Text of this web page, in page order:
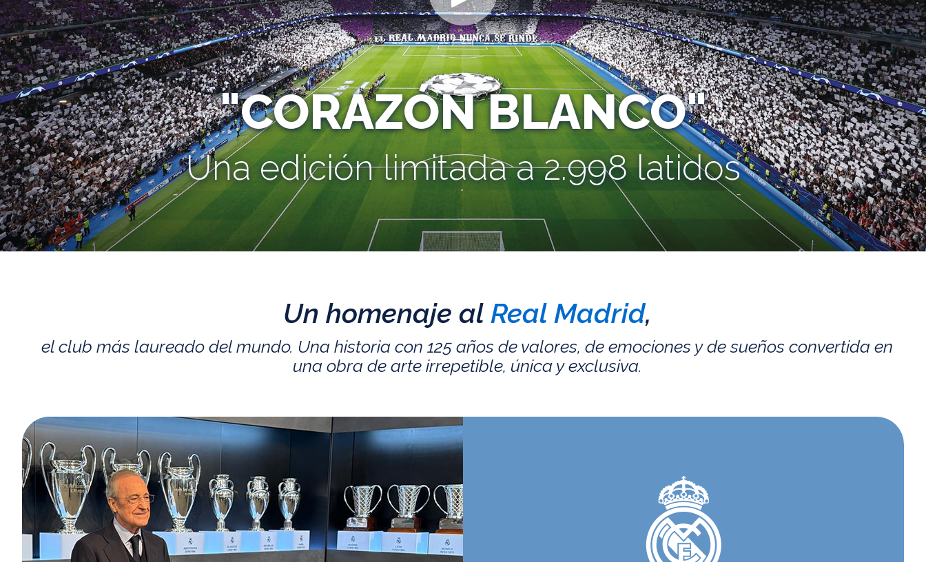
"CORAZÓN BLANCO"
Una edición limitada a 2.998 latidos
Un homenaje al Real Madrid,
el club más laureado del mundo. Una historia con 125 años de valores, de emociones y de sueños convertida en
una obra de arte irrepetible, única y exclusiva.